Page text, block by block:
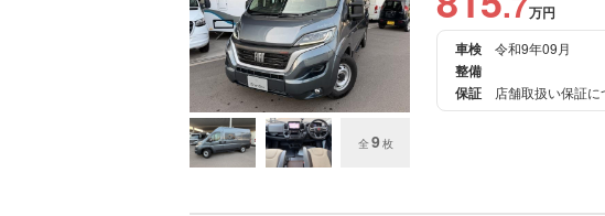
全 9枚
万円
車検
令和9年09月
整備
保証
店舗取扱い保証